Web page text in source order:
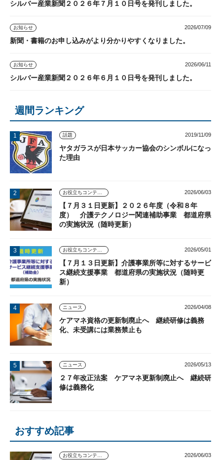
シルバー産業新聞２０２６年７月１０日号を発刊しました。
お知らせ 2026/07/09
新聞・書籍のお申し込みがより分かりやすくなりました。
お知らせ 2026/06/11
シルバー産業新聞２０２６年６月１０日号を発刊しました。
週間ランキング
話題 2019/11/09
ヤタガラスが日本サッカー協会のシンボルになっ
た理由
2026/06/03
【７月３１日更新】２０２６年度（令和８年
度） 介護テクノロジー関連補助事業 都道府県
の実施状況（随時更新）
2026/05/01
【７月１３日更新】介護事業所等に対するサービ
ス継続支援事業 都道府県の実施状況（随時更
新）
ニュース 2026/04/08
ケアマネ資格の更新制廃止へ 継続研修は義務
化、未受講には業務禁止も
ニュース 2026/05/13
２７年改正法案 ケアマネ更新制廃止へ 継続研
修は義務化
おすすめ記事
2026/06/03